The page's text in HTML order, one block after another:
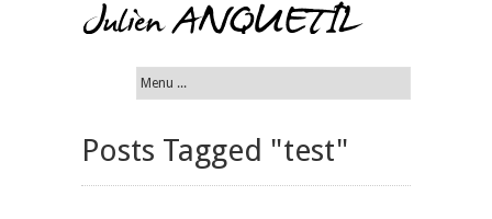
Posts Tagged "test"